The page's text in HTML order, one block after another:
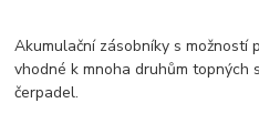
Akumulační zásobníky s možností
vhodné k mnoha druhům topných
čerpadel.